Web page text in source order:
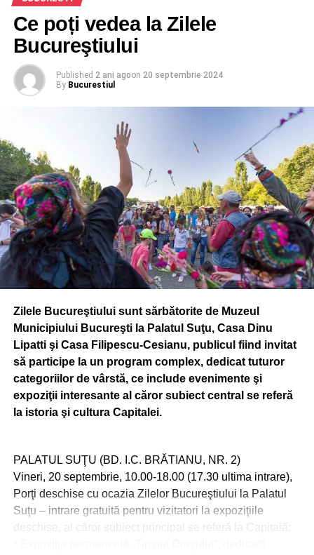
Ce poți vedea la Zilele
Bucureştiului
Published 2 ani agoon 20 septembrie 2024
By Bucurestiul
Zilele Bucureştiului sunt sărbătorite de Muzeul
Municipiului Bucureşti la Palatul Suţu, Casa Dinu
Lipatti şi Casa Filipescu-Cesianu, publicul fiind invitat
să participe la un program complex, dedicat tuturor
categoriilor de vârstă, ce include evenimente şi
expoziţii interesante al căror subiect central se referă
la istoria şi cultura Capitalei.
PALATUL SUŢU (BD. I.C. BRĂTIANU, NR. 2)
Vineri, 20 septembrie, 10.00-18.00 (17.30 ultima intrare),
Porţi deschise cu ocazia Zilelor Bucureştiului la Palatul
Suţu – intrare gratuită pentru vizitatori la expoziţiile
deschise, al căror subiect principal se referă la Capitală: